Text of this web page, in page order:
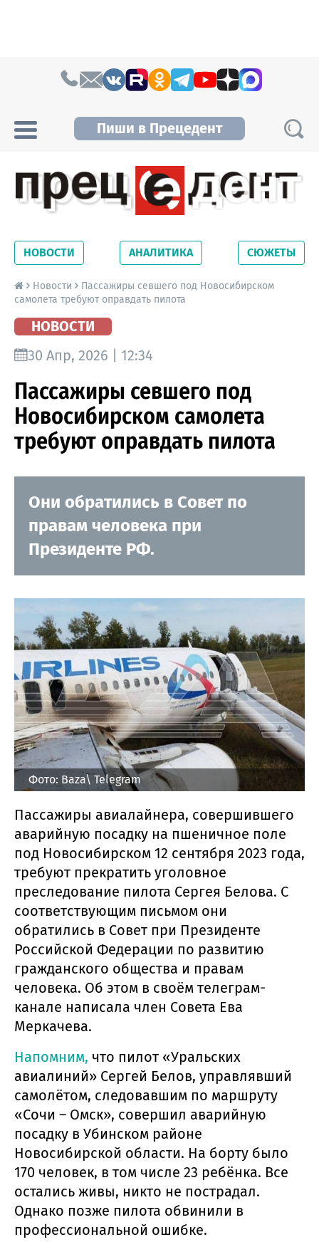
Пиши в Прецедент
Новосибирской области. Читайте свежие
новости на сайте сетевого издания
Precedent.
НОВОСТИ АНАЛИТИКА СЮЖЕТЫ
Новости
Пассажиры севшего под Новосибирском
самолета требуют оправдать пилота
НОВОСТИ
30 Апр, 2026 | 12:34
Пассажиры севшего под
Новосибирском самолета
требуют оправдать пилота
Они обратились в Совет по
правам человека при
Президенте РФ.
Фото: Baza\ Telegram
Пассажиры авиалайнера, совершившего
аварийную посадку на пшеничное поле
под Новосибирском 12 сентября 2023 года,
требуют прекратить уголовное
преследование пилота Сергея Белова. С
соответствующим письмом они
обратились в Совет при Президенте
Российской Федерации по развитию
гражданского общества и правам
человека. Об этом в своём телеграм-
канале написала член Совета Ева
Меркачева.
Напомним, что пилот «Уральских
авиалиний» Сергей Белов, управлявший
самолётом, следовавшим по маршруту
«Сочи – Омск», совершил аварийную
посадку в Убинском районе
Новосибирской области. На борту было
170 человек, в том числе 23 ребёнка. Все
остались живы, никто не пострадал.
Однако позже пилота обвинили в
профессиональной ошибке.